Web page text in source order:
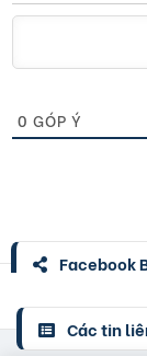
0 GÓP Ý
Facebook
Các tin